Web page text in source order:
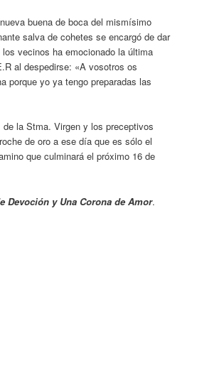
buena de boca del mismísimo
salva de cohetes se encargó de dar
vecinos ha emocionado la última
al despedirse: «A vosotros os
porque yo ya tengo preparadas las
la Stma. Virgen y los preceptivos
de oro a ese día que es sólo el
que culminará el próximo 16 de
Devoción y Una Corona de Amor.